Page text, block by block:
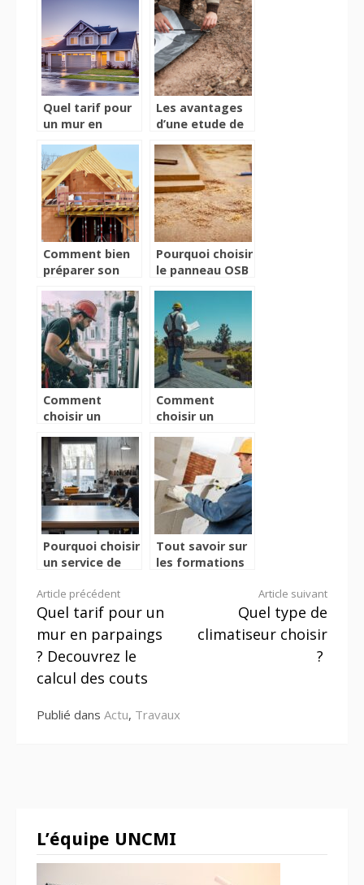
même ?
chantiers ?
Quel tarif pour
un mur en
Decouvrez le
calcul des couts
Les avantages
d’une etude de
construction de
sa maison
Comment bien
préparer son
construction de
maison : guide
détaillé
Pourquoi choisir
le panneau OSB
projets
d’aménagement
intérieur ?
Comment
choisir un
une recherche
de fuite à
Vannes ?
Comment
choisir un
couvreur a
Vertou pour vos
travaux de
toiture ?
Pourquoi choisir
un service de
aluminium a
Montpellier
projets ?
Tout savoir sur
les formations
Lire
la
suite
Article précédent
Quel tarif pour un
mur en parpaings
? Decouvrez le
calcul des couts
Article suivant
Quel type de
climatiseur choisir
?
Publié dans Actu, Travaux
L’équipe UNCMI